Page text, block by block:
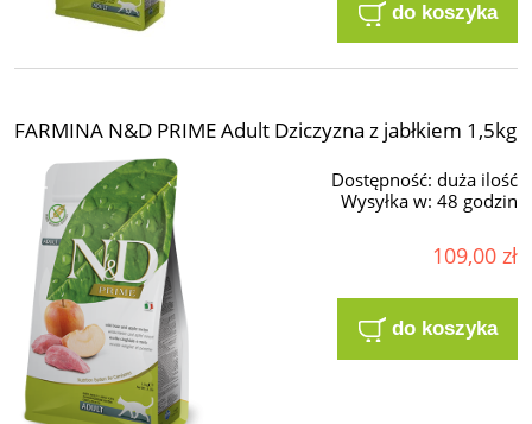
do koszyka
FARMINA N&D PRIME Adult Dziczyzna z jabłkiem 1,5kg
Dostępność: duża ilość
Wysyłka w: 48 godzin
109,00 zł
do koszyka